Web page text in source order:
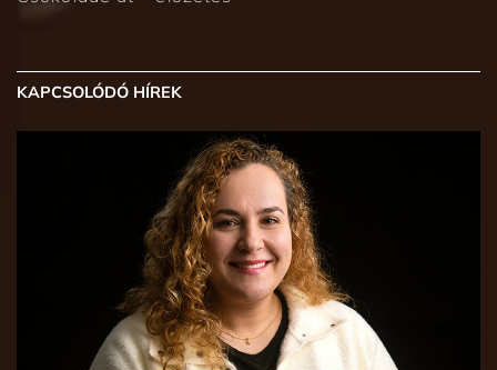
KAPCSOLÓDÓ HÍREK